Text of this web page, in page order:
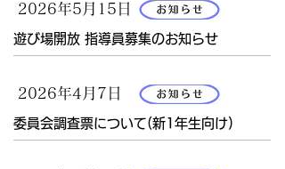
2026年5月15日
遊び場開放 指導員募集のお知らせ
2026年4月7日
委員会調査票について(新1年生向け)